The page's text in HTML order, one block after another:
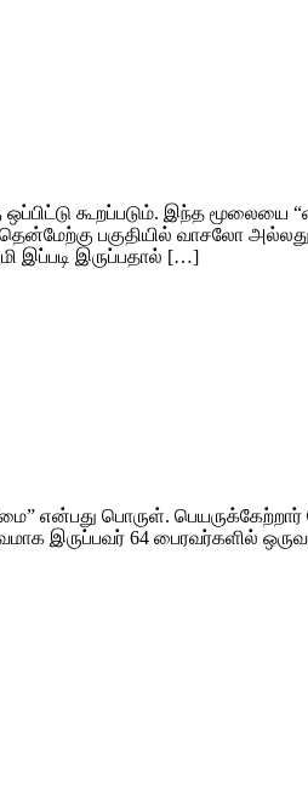
கூறப்படும். இந்த மூலையை
பகுதியில் வாசலோ
இப்படி இருப்பதால் […]
என்பது பொருள்.
இருப்பவர் 64 பைரவர்களில்